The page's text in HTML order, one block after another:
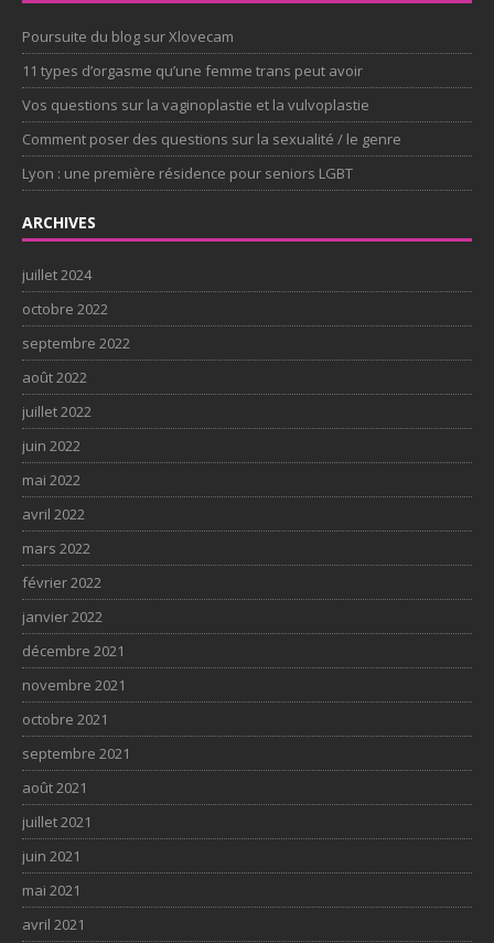
Poursuite du blog sur Xlovecam
11 types d’orgasme qu’une femme trans peut avoir
Vos questions sur la vaginoplastie et la vulvoplastie
Comment poser des questions sur la sexualité / le genre
Lyon : une première résidence pour seniors LGBT
ARCHIVES
juillet 2024
octobre 2022
septembre 2022
août 2022
juillet 2022
juin 2022
mai 2022
avril 2022
mars 2022
février 2022
janvier 2022
décembre 2021
novembre 2021
octobre 2021
septembre 2021
août 2021
juillet 2021
juin 2021
mai 2021
avril 2021